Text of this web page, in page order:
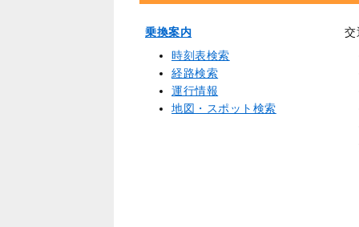
乗換案内
時刻表検索
経路検索
運行情報
地図・スポット検索
交